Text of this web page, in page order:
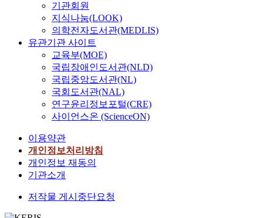
기관회원
지식나눔(LOOK)
의학전자도서관(MEDLIS)
유관기관 사이트
교육부(MOE)
국립장애인도서관(NLD)
국립중앙도서관(NL)
국회도서관(NAL)
연구윤리정보포털(CRE)
사이언스온 (ScienceON)
이용약관
개인정보처리방침
개인정보 재동의
기관소개
저작물 게시중단요청